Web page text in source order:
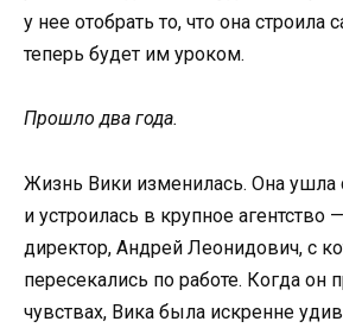
у нее отобрать то, что она строила
теперь будет им уроком.
Прошло два года.
Жизнь Вики изменилась. Она ушла
и устроилась в крупное агентство
директор, Андрей Леонидович, с
пересекались по работе. Когда он
чувствах, Вика была искренне